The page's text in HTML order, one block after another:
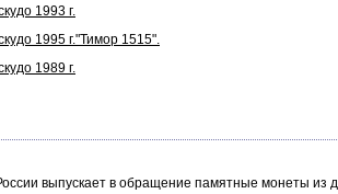
1993 г.
1995 г."Тимор 1515".
1989 г.
выпускает в обращение памятные монеты из